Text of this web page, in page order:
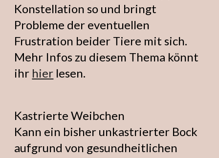
Konstellation so und bringt
Probleme der eventuellen
Frustration beider Tiere mit sich.
Mehr Infos zu diesem Thema könnt
ihr hier lesen.
Kastrierte Weibchen
Kann ein bisher unkastrierter Bock
aufgrund von gesundheitlichen